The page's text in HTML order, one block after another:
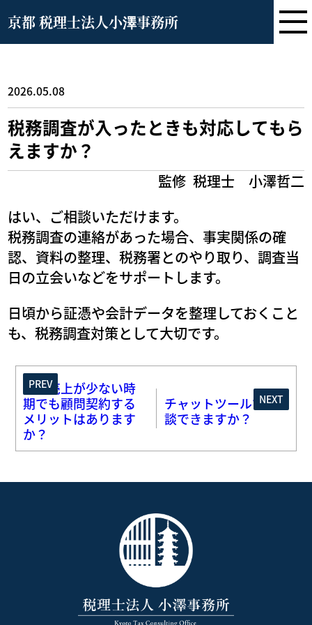
京都 税理士法人小澤事務所
2026.05.08
税務調査が入ったときも対応してもら
えますか？
監修 税理士 小澤哲二
はい、ご相談いただけます。
税務調査の連絡があった場合、事実関係の確
認、資料の整理、税務署とのやり取り、調査当
日の立会いなどをサポートします。
日頃から証憑や会計データを整理しておくこと
も、税務調査対策として大切です。
PREV
まだ売上が少ない時
期でも顧問契約する
メリットはあります
か？
NEXT
チャットツールで相
談できますか？